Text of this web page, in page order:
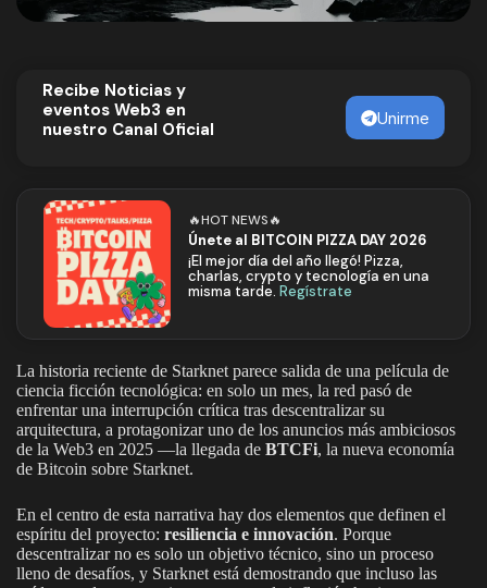
Recibe Noticias y
eventos Web3 en
nuestro Canal Oficial
Unirme
🔥HOT NEWS🔥
Únete al BITCOIN PIZZA DAY 2026
¡El mejor día del año llegó! Pizza,
charlas, crypto y tecnología en una
misma tarde.Regístrate
La historia reciente de Starknet parece salida de una película de
ciencia ficción tecnológica: en solo un mes, la red pasó de
enfrentar una interrupción crítica tras descentralizar su
arquitectura, a protagonizar uno de los anuncios más ambiciosos
de la Web3 en 2025 —la llegada de BTCFi, la nueva economía
de Bitcoin sobre Starknet.
En el centro de esta narrativa hay dos elementos que definen el
espíritu del proyecto: resiliencia e innovación. Porque
descentralizar no es solo un objetivo técnico, sino un proceso
lleno de desafíos, y Starknet está demostrando que incluso las